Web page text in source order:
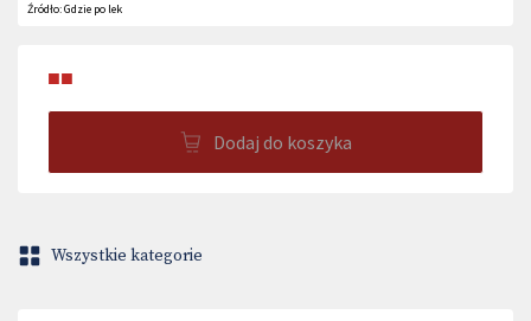
Źródło:Gdzie po lek
■■
Dodaj do koszyka
Wszystkie kategorie